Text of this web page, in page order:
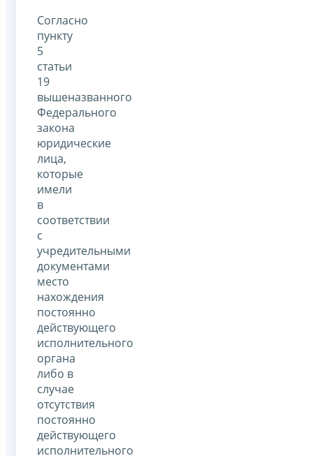
Согласно
пункту
5
статьи
19
вышеназванного
Федерального
закона
юридические
лица,
которые
имели
в
соответствии
с
учредительными
документами
место
нахождения
постоянно
действующего
исполнительного
органа
либо в
случае
отсутствия
постоянно
действующего
исполнительного